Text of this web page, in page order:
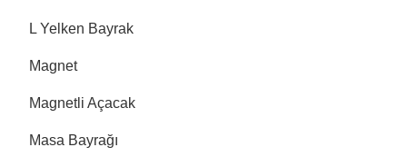
L Yelken Bayrak
Magnet
Magnetli Açacak
Masa Bayrağı